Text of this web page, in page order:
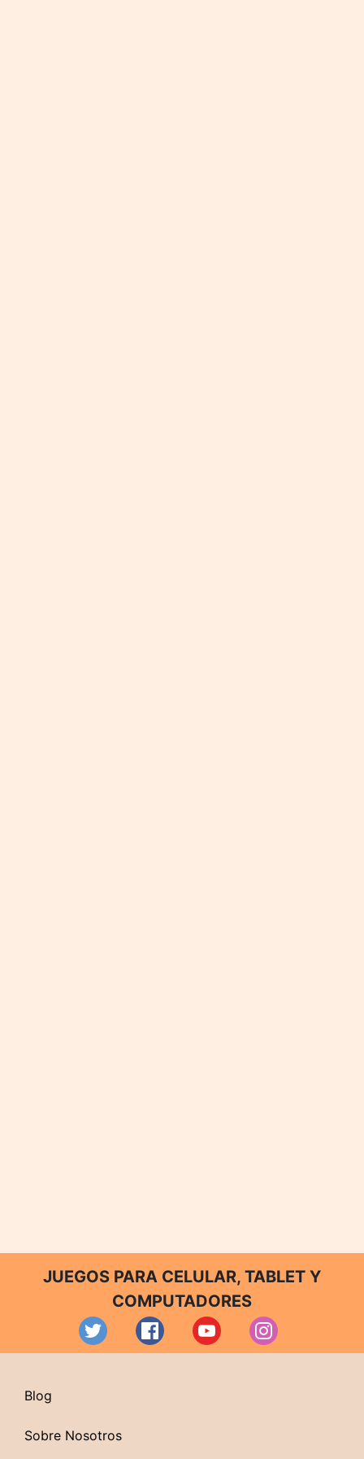
JUEGOS PARA CELULAR, TABLET Y
COMPUTADORES
Blog
Sobre Nosotros